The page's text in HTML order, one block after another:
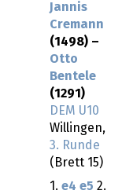
Jannis
Cremann
(1498) –
Otto
Bentele
(1291)
DEM U10
Willingen,
3. Runde
(Brett 15)
1. e4 e5 2.